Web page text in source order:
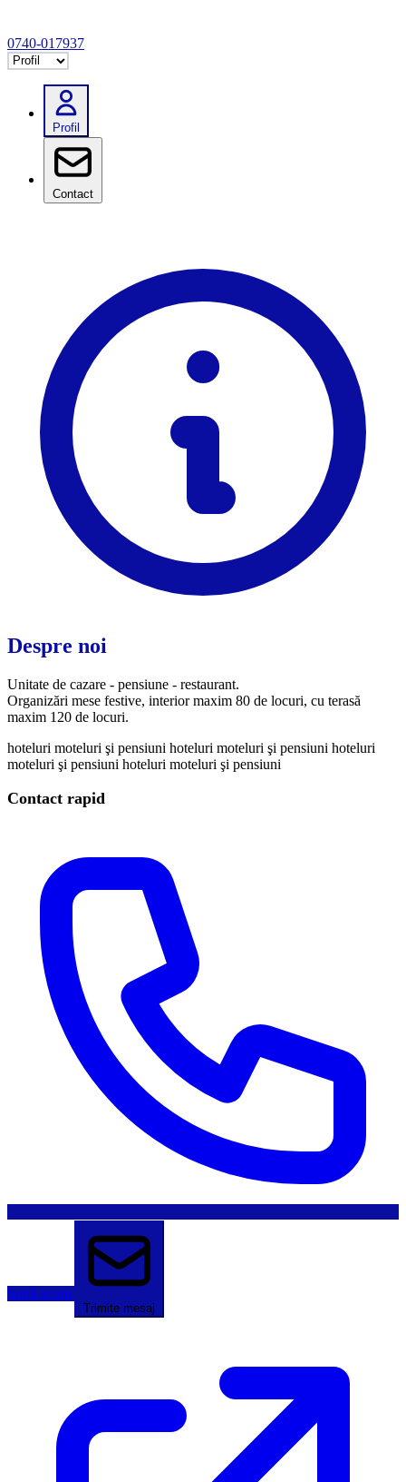
0740-017937
Selectează tab
Profil
Contact
Despre noi
Unitate de cazare - pensiune - restaurant.
Organizări mese festive, interior maxim 80 de locuri, cu terasă
maxim 120 de locuri.
hoteluri moteluri şi pensiuni hoteluri moteluri şi pensiuni hoteluri
moteluri şi pensiuni hoteluri moteluri şi pensiuni
Contact rapid
Sună acum
Trimite mesaj